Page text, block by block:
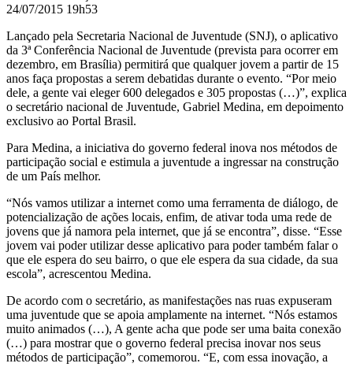
24/07/2015 19h53
Lançado pela Secretaria Nacional de Juventude (SNJ), o aplicativo
da 3ªConferência Nacional de Juventude (prevista para ocorrer em
dezembro, em Brasília) permitirá que qualquer jovem a partir de 15
anos faça propostas a serem debatidas durante o evento. “Por meio
dele, a gente vai eleger 600 delegados e 305 propostas (…)”, explica
o secretário nacional de Juventude, Gabriel Medina, em depoimento
exclusivo ao Portal Brasil.
Para Medina, a iniciativa do governo federal inova nos métodos de
participação social e estimula a juventude a ingressar na construção
de um País melhor.
“Nós vamos utilizar a internet como uma ferramenta de diálogo, de
potencialização de ações locais, enfim, de ativar toda uma rede de
jovens que já namora pela internet, que já se encontra”, disse. “Esse
jovem vai poder utilizar desse aplicativo para poder também falar o
que ele espera do seu bairro, o que ele espera da sua cidade, da sua
escola”, acrescentou Medina.
De acordo com o secretário, as manifestações nas ruas expuseram
uma juventude que se apoia amplamente na internet. “Nós estamos
muito animados (…), A gente acha que pode ser uma baita conexão
(…) para mostrar que o governo federal precisa inovar nos seus
métodos de participação”, comemorou. “E, com essa inovação, a